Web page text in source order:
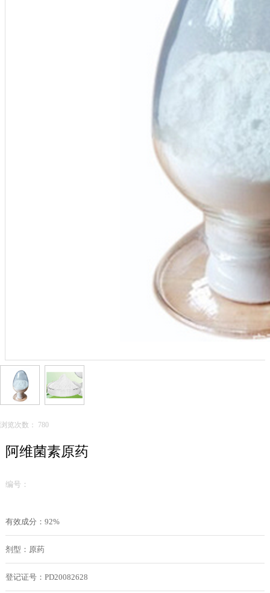
浏览次数： 780
阿维菌素原药
编号：
有效成分：92%
剂型：原药
登记证号：PD20082628